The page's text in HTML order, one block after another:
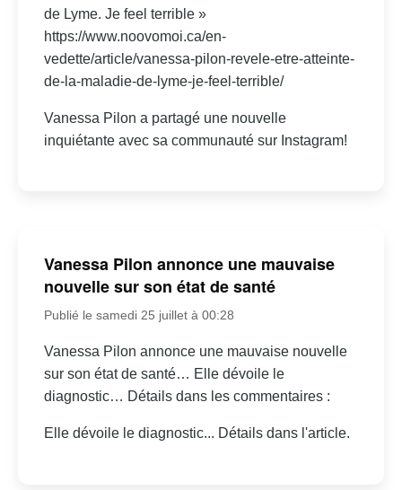
de Lyme. Je feel terrible »
https://www.noovomoi.ca/en-
vedette/article/vanessa-pilon-revele-etre-atteinte-
de-la-maladie-de-lyme-je-feel-terrible/
Vanessa Pilon a partagé une nouvelle
inquiétante avec sa communauté sur Instagram!
Vanessa Pilon annonce une mauvaise
nouvelle sur son état de santé
Publié le samedi 25 juillet à 00:28
Vanessa Pilon annonce une mauvaise nouvelle
sur son état de santé… Elle dévoile le
diagnostic… Détails dans les commentaires :
Elle dévoile le diagnostic... Détails dans l'article.